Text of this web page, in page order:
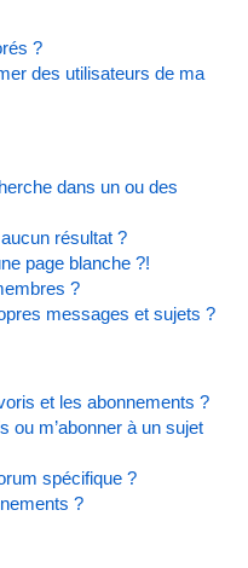
?
des utilisateurs de ma
dans un ou des
résultat ?
page blanche ?!
?
messages et sujets ?
et les abonnements ?
ou m’abonner à un sujet
spécifique ?
?